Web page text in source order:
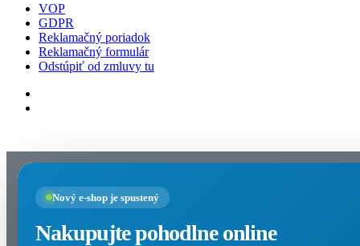
VOP
GDPR
Reklamačný poriadok
Reklamačný formulár
Odstúpiť od zmluvy tu
Nový e-shop je spustený
Nakupujte pohodlne online